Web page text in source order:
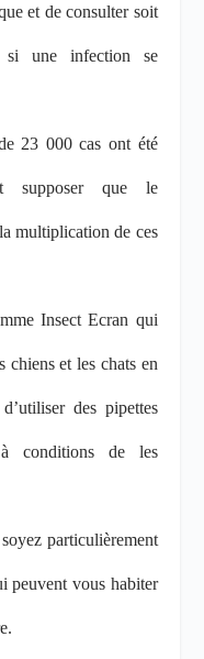
et de consulter soit
si une infection se
23 000 cas ont été
supposer que le
multiplication de ces
Insect Ecran qui
chiens et les chats en
des pipettes
conditions de les
particulièrement
peuvent vous habiter